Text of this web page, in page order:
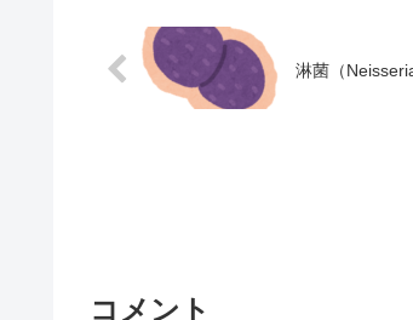
淋菌（
コメント